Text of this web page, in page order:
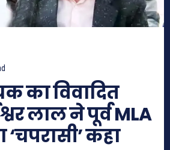
का विवादित
लाल ने पूर्व MLA
‘चपरासी’ कहा